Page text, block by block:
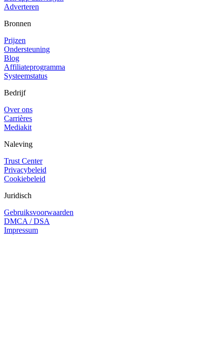
Adverteren
Bronnen
Prijzen
Ondersteuning
Blog
Affiliateprogramma
Systeemstatus
Bedrijf
Over ons
Carrières
Mediakit
Naleving
Trust Center
Privacybeleid
Cookiebeleid
Juridisch
Gebruiksvoorwaarden
DMCA / DSA
Impressum